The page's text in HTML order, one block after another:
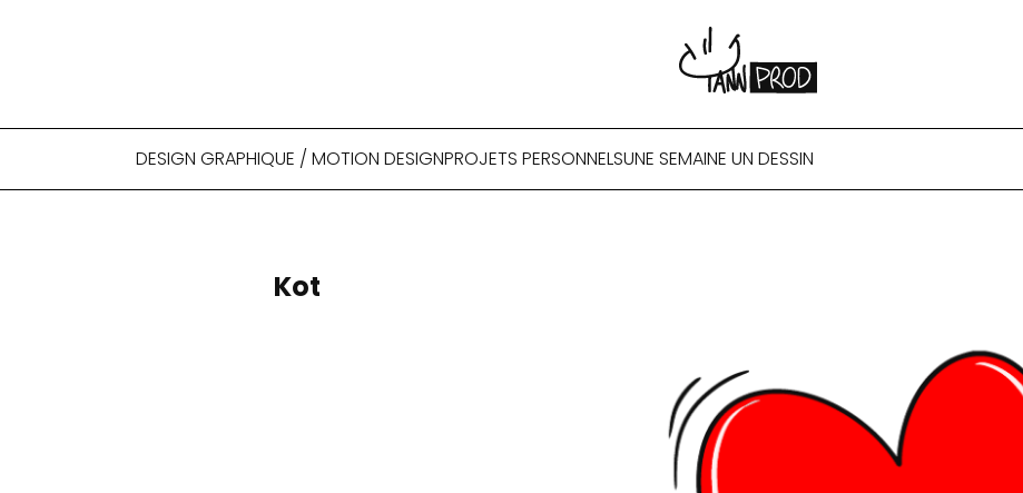
DESIGN GRAPHIQUE / MOTION DESIGNPROJETS PERSONNELSUNE SEMAINE UN DESSIN
Kot